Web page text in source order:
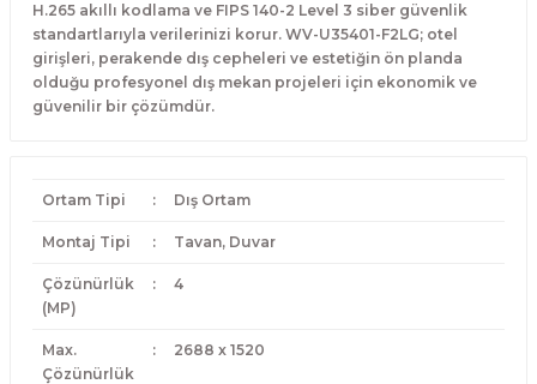
H.265 akıllı kodlama ve FIPS 140-2 Level 3 siber güvenlik
standartlarıyla verilerinizi korur. WV-U35401-F2LG; otel
girişleri, perakende dış cepheleri ve estetiğin ön planda
olduğu profesyonel dış mekan projeleri için ekonomik ve
güvenilir bir çözümdür.
Ortam Tipi : Dış Ortam
Montaj Tipi : Tavan, Duvar
Çözünürlük
(MP)
: 4
Max.
Çözünürlük
: 2688 x 1520